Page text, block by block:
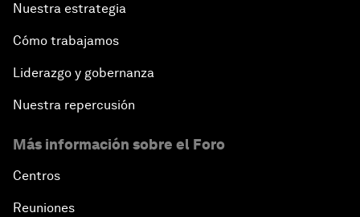
Nuestra estrategia
Cómo trabajamos
Liderazgo y gobernanza
Nuestra repercusión
Más información sobre el Foro
Centros
Reuniones